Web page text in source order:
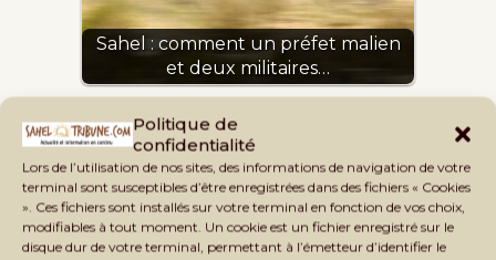
Politique de
confidentialité
Lors de l’utilisation de nos sites, des informations de navigation de votre
terminal sont susceptibles d’être enregistrées dans des fichiers « Cookies
». Ces fichiers sont installés sur votre terminal en fonction de vos choix,
modifiables à tout moment. Un cookie est un fichier enregistré sur le
disque dur de votre terminal, permettant à l’émetteur d’identifier le
Sahel : comment un préfet malien
et deux militaires…